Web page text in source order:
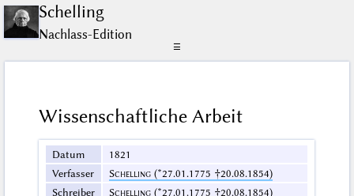
Schelling
Nachlass-Edition
☰
Wissenschaftliche Arbeit
Datum
1821
Verfasser
Schelling (*27.01.1775 †20.08.1854)
Schreiber
Schelling (*27.01.1775 †20.08.1854)